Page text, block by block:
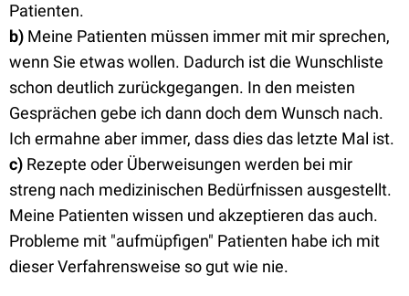
Patienten.
b) Meine Patienten müssen immer mit mir sprechen,
wenn Sie etwas wollen. Dadurch ist die Wunschliste
schon deutlich zurückgegangen. In den meisten
Gesprächen gebe ich dann doch dem Wunsch nach.
Ich ermahne aber immer, dass dies das letzte Mal ist.
c) Rezepte oder Überweisungen werden bei mir
streng nach medizinischen Bedürfnissen ausgestellt.
Meine Patienten wissen und akzeptieren das auch.
Probleme mit "aufmüpfigen" Patienten habe ich mit
dieser Verfahrensweise so gut wie nie.